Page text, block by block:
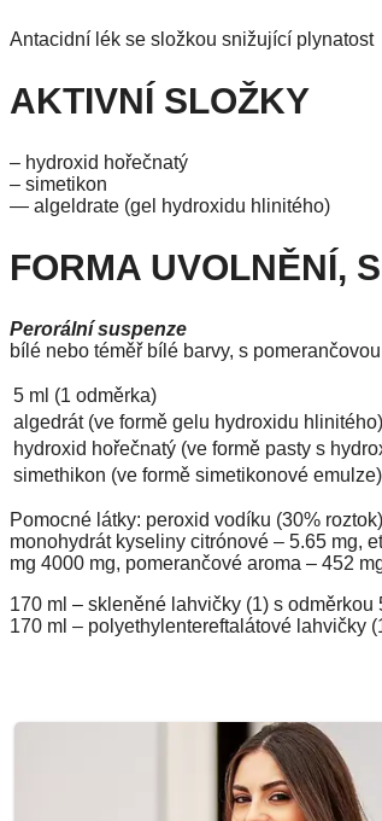
Antacidní lék se složkou snižující plynatost
AKTIVNÍ SLOŽKY
– hydroxid hořečnatý
– simetikon
— algeldrate (gel hydroxidu hlinitého)
FORMA UVOLNĚNÍ,
Perorální suspenze
bílé nebo téměř bílé barvy, s
5 ml (1 odměrka)
algedrát (ve formě gelu hydroxidu hlinitého)
hydroxid hořečnatý (ve formě pasty s
simethikon (ve formě simetikonové emulze)
Pomocné látky: peroxid vodíku (30%
monohydrát kyseliny citrónové – 5.65 mg,
mg 4000 mg, pomerančové aroma – 452
170 ml – skleněné lahvičky (1) s odměrkou
170 ml – polyethylentereftalátové lahvičky